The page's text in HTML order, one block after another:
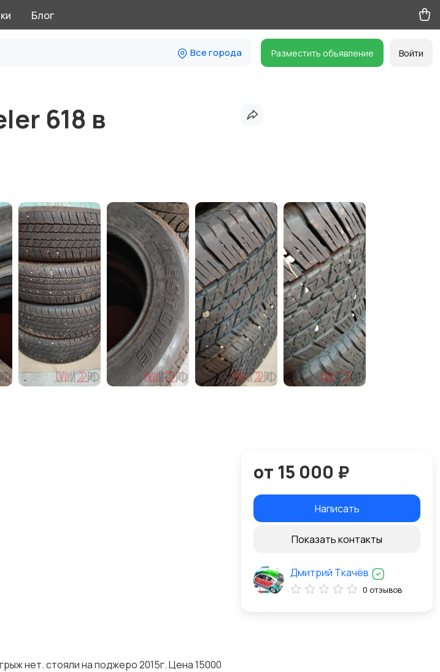
Блог
Все города Разместить объявление Войти
618 в
нет. стояли на поджеро 2015г. Цена 15000
от 15 000 ₽
Написать
Показать контакты
Дмитрий Ткачёв
0 отзывов